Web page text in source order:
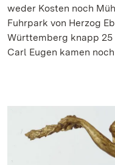
weder Kosten noch
Fuhrpark von Herzog
Württemberg knapp
Carl Eugen kamen